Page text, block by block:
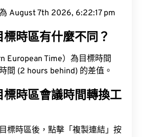
August 7th 2026, 6:22:18 pm
時區有什麼不同？
European Time）為目標時間
間 (2 hours behind) 的差值。
時區會議時間轉換工
標時區後，點擊「複製連結」按